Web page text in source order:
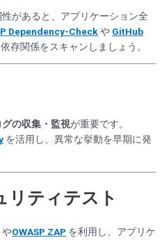
があると、アプリケーション全
Dependency-Checkや GitHub
存関係をスキャンしましょう。
グの収集・監視が重要です。
を活用し、異常な挙動を早期に発
リティテスト
やOWASP ZAP を利用し、アプリケ